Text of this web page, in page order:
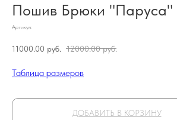
Пошив Брюки "Паруса"
Артикул:
11000.00 руб. 12000.00 руб.
Таблица размеров
ДОБАВИТЬ В КОРЗИНУ